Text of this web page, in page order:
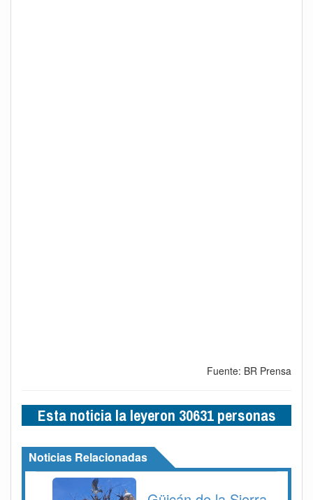
Fuente: BR Prensa
Esta noticia la leyeron 30631 personas
Noticias Relacionadas